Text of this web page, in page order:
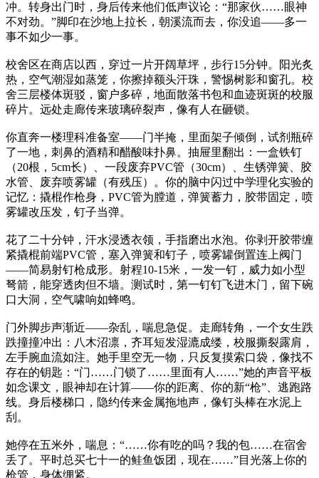
冲。转身出门时，身后传来他们低声议论：“那家伙……眼神
不对劲。”脚印在沙地上拉长，朝溪流而去，你没追——多一
事不如少一事。
校舍区在商店以西，穿过一片开阔草坪，步行15分钟。阳光炙
热，空气潮湿如蒸笼，你擦掉额头汗珠，警惕树影和窗孔。校
舍三层楼体斑驳，窗户多碎，地面散落书包和血迹斑斑的校服
碎片。远处走廊传来玻璃碎裂声，像有人在砸锁。
你直奔一楼理科准备室——门半掩，里面架子倾倒，试剂瓶碎
了一地，刺鼻的酒精和醋酸味扑鼻。抽屉里翻出：一盒铁钉
（20根，5cm长）、一段废弃PVC管（30cm）、生锈弹簧、胶
水管、废弃喷雾罐（有残压）。你的脑中闪过中学理化实验的
记忆：撬棍作枪身，PVC管为膛道，弹簧蓄力，胶带固定，喷
雾罐改压发，钉子当弹。
花了二十分钟，汗水浸透衣领，手指磨出水泡。你剥开胶带缠
紧撬棍前端PVC管，塞入弹簧和钉子，喷雾罐倒置连上阀门
——简易射钉枪成形。射程10-15米，一发一钉，威力如小型
弩箭，能穿透肉但不墙。测试时，第一钉钉飞进木门，留下碗
口大洞，空气啸响如蜂鸣。
门外脚步声渐近——杂乱，喘息急促。走廊转角，一个女生跌
跌撞撞冲出：八木沼凛，齐耳短发湿漉成缕，校服撕裂露肩，
左手腕血流如注。她手里空无一物，只反复摸索口袋，像找不
存在的钥匙：“门……门锁了……里面有人……”她的声音平板
如念课文，眼神却在计算——你的距离、你的新“枪”、逃跑路
线。身后楼梯口，隐约传来金属拖地声，像钉头棒在水泥上
刮。
她停在五米外，喘息：“……你有吃的吗？我的包……在宿舍
丢了。平时总买七十一的鲑鱼饭团，现在……”目光落上你的
枪管，身体绷紧。